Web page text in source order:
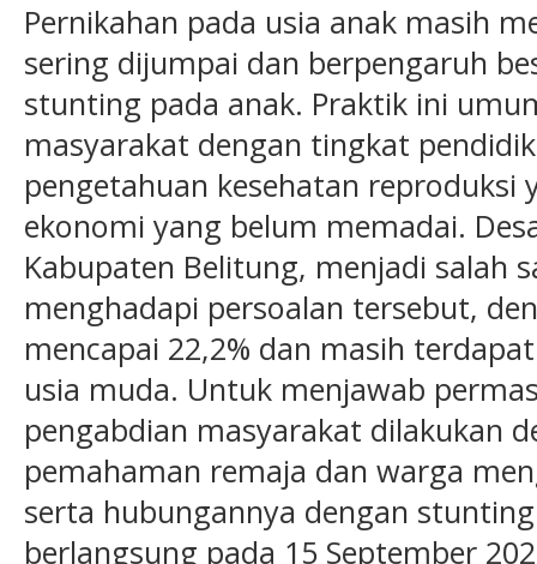
Pernikahan pada usia anak masih
sering dijumpai dan berpengaruh
stunting pada anak. Praktik ini
masyarakat dengan tingkat
pengetahuan kesehatan reproduksi
ekonomi yang belum memadai.
Kabupaten Belitung, menjadi salah
menghadapi persoalan tersebut,
mencapai 22,2% dan masih
usia muda. Untuk menjawab
pengabdian masyarakat dilakukan
pemahaman remaja dan warga
serta hubungannya dengan
berlangsung pada 15 September